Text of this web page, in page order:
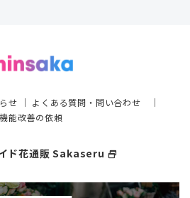
せ ｜ よくある質問・問い合わせ ｜
機能改善の依頼
ド花通販 Sakaseru select_window